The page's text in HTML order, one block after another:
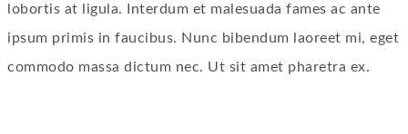
lobortis at ligula. Interdum et malesuada fames ac ante
ipsum primis in faucibus. Nunc bibendum laoreet mi, eget
commodo massa dictum nec. Ut sit amet pharetra ex.